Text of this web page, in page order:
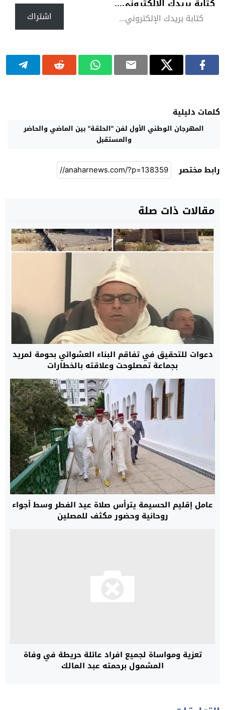
كتابة بريدك الإلكتروني...
اشتراك
كلمات دليلية
المهرجان الوطني الأول لفن "الحلقة" بين الماضي والحاضر
والمستقبل
رابط مختصر
مقالات ذات صلة
دعوات للتحقيق في تفاقم البناء العشوائي بحومة لمريد
بجماعة تمصلوحت وعلاقته بالخطارات
عامل إقليم الحسيمة يترأس صلاة عيد الفطر وسط أجواء
روحانية وحضور مكثف للمصلين
تعزية ومواساة لجميع افراد عائلة حريطة في وفاة
المشمول برحمته عبد المالك